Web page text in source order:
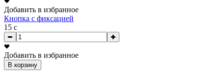
Добавить в избранное
Кнопка с фиксацией
15 c
Добавить в избранное
В корзину